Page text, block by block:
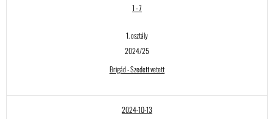
1-7
1. osztály
2024/25
Brigád - Szedett vetett
2024-10-13